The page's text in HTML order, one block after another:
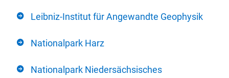
Leibniz-Institut für Angewandte Geophysik
Nationalpark Harz
Nationalpark Niedersächsisches